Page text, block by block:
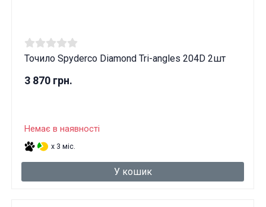
Точило Spyderco Diamond Tri-angles 204D 2шт
3 870 грн.
Немає в наявності
x 3 міс.
У кошик